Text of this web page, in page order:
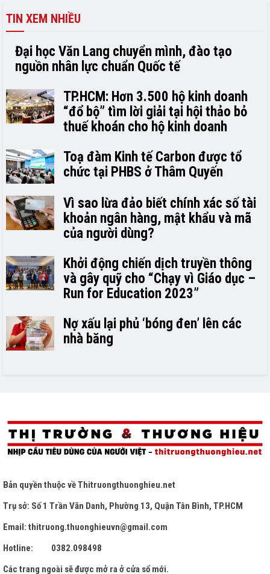
TIN XEM NHIỀU
Đại học Văn Lang chuyển mình, đào tạo
nguồn nhân lực chuẩn Quốc tế
TP.HCM: Hơn 3.500 hộ kinh doanh
“đổ bộ” tìm lời giải tại hội thảo bỏ
thuế khoán cho hộ kinh doanh
Toạ đàm Kinh tế Carbon được tổ
chức tại PHBS ở Thâm Quyến
Vì sao lừa đảo biết chính xác số tài
khoản ngân hàng, mật khẩu và mã
của người dùng?
Khởi động chiến dịch truyền thông
và gây quỹ cho “Chạy vì Giáo dục –
Run for Education 2023”
Nợ xấu lại phủ ‘bóng đen’ lên các
nhà băng
Bản quyền thuộc vềThitruongthuonghieu.net
Trụ sở: Số 1 Trần Văn Danh, Phường 13, Quận Tân Bình, TP.HCM
Email: thitruong.thuonghieuvn@gmail.com
Hotline: 0382.098498
Các trang ngoài sẽ được mở ra ở cửa sổ mới.